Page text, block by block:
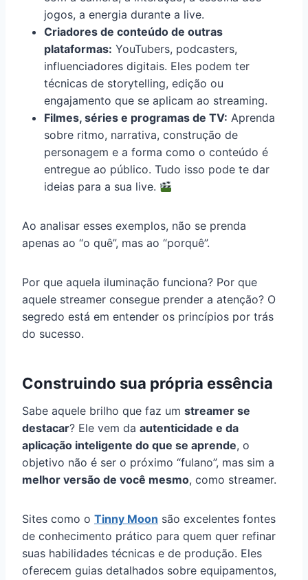
jogos, a energia durante a live.
Criadores de conteúdo de outras
plataformas: YouTubers, podcasters,
influenciadores digitais. Eles podem ter
técnicas de storytelling, edição ou
engajamento que se aplicam ao streaming.
Filmes, séries e programas de TV: Aprenda
sobre ritmo, narrativa, construção de
personagem e a forma como o conteúdo é
entregue ao público. Tudo isso pode te dar
ideias para a sua live.
Ao analisar esses exemplos, não se prenda
apenas ao “o quê”, mas ao “porquê”.
Por que aquela iluminação funciona? Por que
aquele streamer consegue prender a atenção? O
segredo está em entender os princípios por trás
do sucesso.
Construindo sua própria essência
Sabe aquele brilho que faz um streamer se
destacar? Ele vem da autenticidade e da
aplicação inteligente do que se aprende, o
objetivo não é ser o próximo “fulano”, mas sim a
melhor versão de você mesmo, como streamer.
Sites como o Tinny Moon são excelentes fontes
de conhecimento prático para quem quer refinar
suas habilidades técnicas e de produção. Eles
oferecem guias detalhados sobre equipamentos,